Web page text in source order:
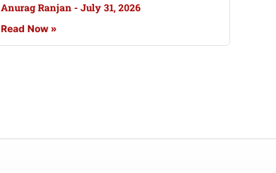
Anurag Ranjan July 31, 2026
Read Now »